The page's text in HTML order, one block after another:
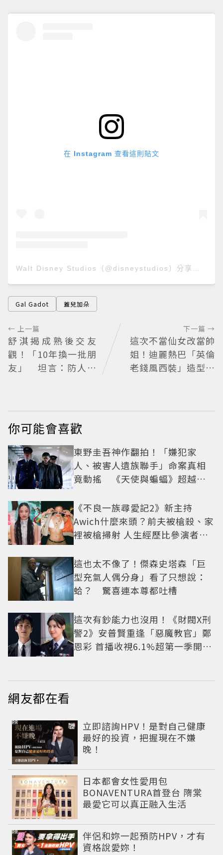
在 Instagram 查看這則貼文
Walt Disney Studios（@disneystudios）分享的貼文
Gal Gadot 蓋兒加朵
← 上一篇
舒淇揭成熟後交友
觀！「10年換一批朋
友」 坦言：防人之
下一篇 →
這次不當仙女改當帥
姐！迪麗熱巴「英倫
老錢風西裝」造型帥
你可能會喜歡
東野圭吾神作翻拍！「嫌犯家
人、被害人遺族聯手」命案真相
竟動搖 《天使與蝙蝠》超越懸
《不良一族尋愛記2》新主持
Awich什麼來頭？前夫被槍殺、家
裡被槍掃射 人生經歷比參演者還
這也太不像了！傑森史塔森「巨
型充氣人偶分身」看了只想說：
蛤？ 驚喜連本尊都吐槽
這次有鈔能力也沒用！《財閥X刑
警2》安普賢重逢「惡魔教官」鄭
恩彩 首播收視6.1%超第一季開紅
網友都在看
立即諮詢HPV！是對自己健康
最好的投資，把握現在不嫌
晚！
PR
日本都會女性愛用包
BONAVENTURA首登台 隋棠
最愛它可以真正融入生活
伴侶和妳一起預防HPV，才有
資格說愛妳！
PR